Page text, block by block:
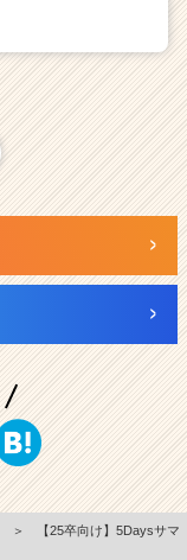
＞
【25卒向け】5Daysサマ